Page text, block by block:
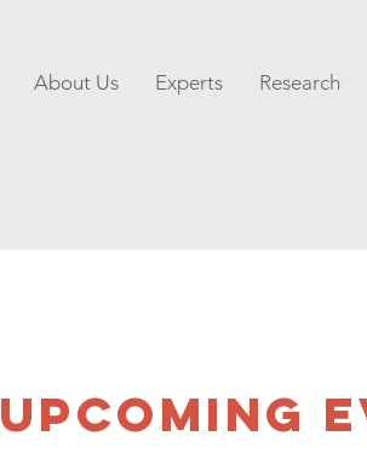
About Us Experts Research